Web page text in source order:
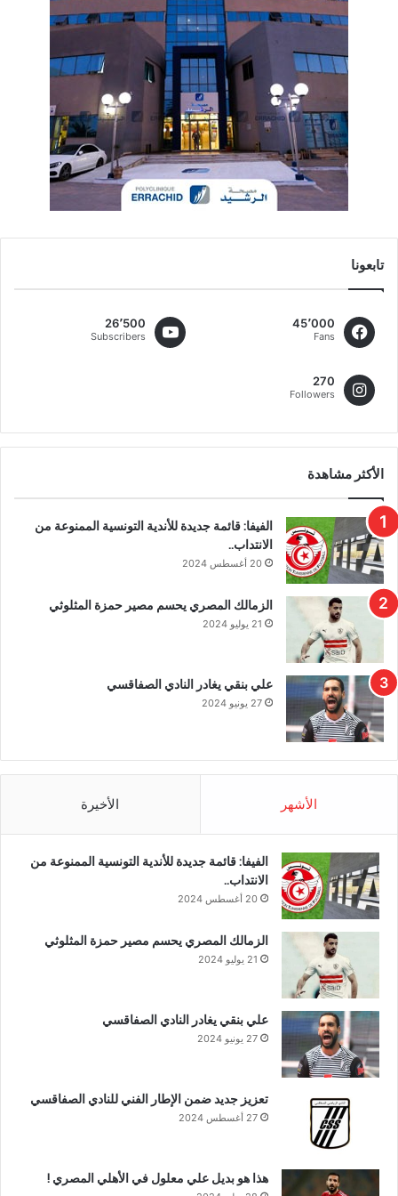
تابعونا
45٬000
Fans
26٬500
Subscribers
270
Followers
الأكثر مشاهدة
الفيفا: قائمة جديدة للأندية التونسية الممنوعة من
الانتداب..
20 أغسطس 2024
الزمالك المصري يحسم مصير حمزة المثلوثي
21 يوليو 2024
علي بنقي يغادر النادي الصفاقسي
27 يونيو 2024
الأشهر الأخيرة
الفيفا: قائمة جديدة للأندية التونسية الممنوعة من
الانتداب..
20 أغسطس 2024
الزمالك المصري يحسم مصير حمزة المثلوثي
21 يوليو 2024
علي بنقي يغادر النادي الصفاقسي
27 يونيو 2024
تعزيز جديد ضمن الإطار الفني للنادي الصفاقسي
27 أغسطس 2024
هذا هو بديل علي معلول في الأهلي المصري !